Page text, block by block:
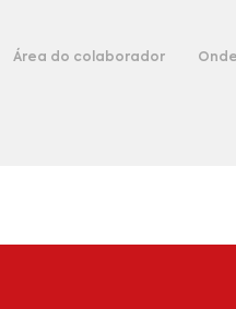
Área do colaborador